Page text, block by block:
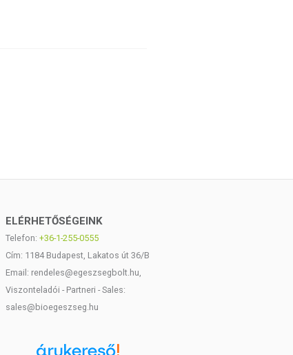
ELÉRHETŐSÉGEINK
Telefon: +36-1-255-0555
Cím: 1184 Budapest, Lakatos út 36/B
Email: rendeles@egeszsegbolt.hu,
Viszonteladói - Partneri - Sales:
sales@bioegeszseg.hu